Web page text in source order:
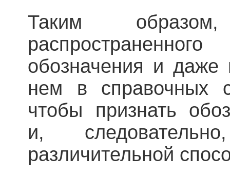
Таким
обозначения и
нем в справочных
чтобы признать
и,
различительной